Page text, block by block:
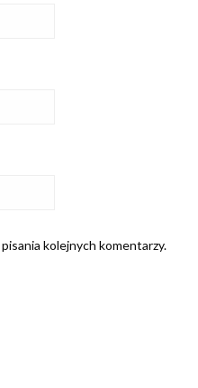
kolejnych komentarzy.